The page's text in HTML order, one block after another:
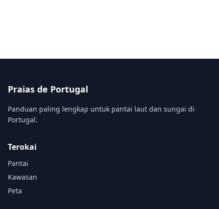
Praias de Portugal
Panduan paling lengkap untuk pantai laut dan sungai di
Portugal.
Terokai
Pantai
Kawasan
Peta